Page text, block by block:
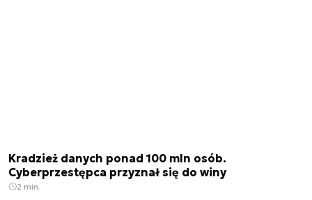
Kradzież danych ponad 100 mln osób.
Cyberprzestępca przyznał się do winy
2 min.